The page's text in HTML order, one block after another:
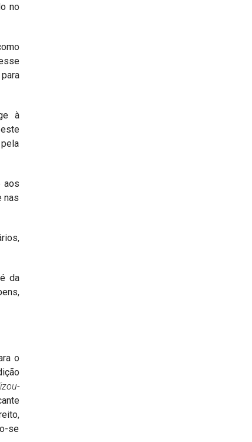
no
à
aos
nas
da
o
se